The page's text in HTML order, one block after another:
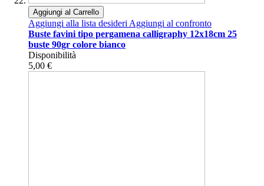
Aggiungi al Carrello
Aggiungi alla lista desideriAggiungi al confronto
Buste favini tipo pergamena calligraphy 12x18cm 25
buste 90gr colore bianco
Disponibilità
5,00 €